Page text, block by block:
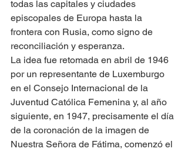
todas las capitales y ciudades
episcopales de Europa hasta la
frontera con Rusia, como signo de
reconciliación y esperanza.
La idea fue retomada en abril de 1946
por un representante de Luxemburgo
en el Consejo Internacional de la
Juventud Católica Femenina y, al año
siguiente, en 1947, precisamente el día
de la coronación de la imagen de
Nuestra Señora de Fátima, comenzó el